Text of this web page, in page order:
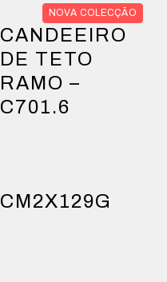
NOVA COLECÇÃO
CANDEEIRO
DE TETO
RAMO –
C701.6
CM2X129G